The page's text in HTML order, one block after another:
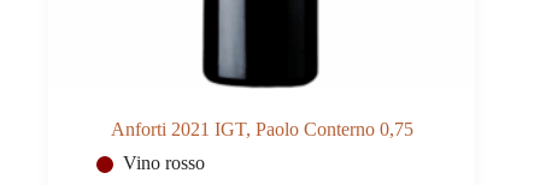
Anforti 2021 IGT, Paolo Conterno 0,75
Vino rosso